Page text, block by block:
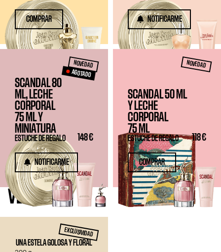
COMPRAR NOTIFICARME
NOVEDAD
AGOTADO
SCANDAL 80
ML, LECHE
CORPORAL
75 MLY
MINIATURA
ESTUCHE DE REGALO 148 €
NOTIFICARME
NOVEDAD
SCANDAL50 ML
Y LECHE
CORPORAL
75 ML
ESTUCHE DE REGALO 118 €
COMPRAR
VELA
EXCLUSIVIDAD
UNA ESTELA GOLOSA Y FLORAL